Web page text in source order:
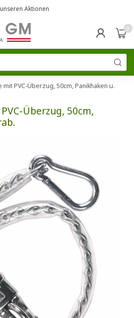
Aktionen
0
PVC-Überzug, 50cm, Panikhaken u.
Überzug, 50cm,